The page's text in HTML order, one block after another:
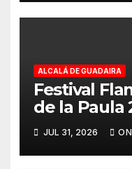
ALCALÁ DE GUADAIRA
Festival
de la Paula
JUL 31, 2026